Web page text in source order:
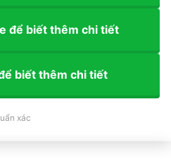
để biết thêm chi tiết
biết thêm chi tiết
xác